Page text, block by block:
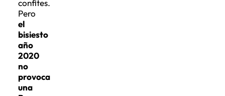
confites.
Pero
el
bisiesto
año
2020
no
provoca
una